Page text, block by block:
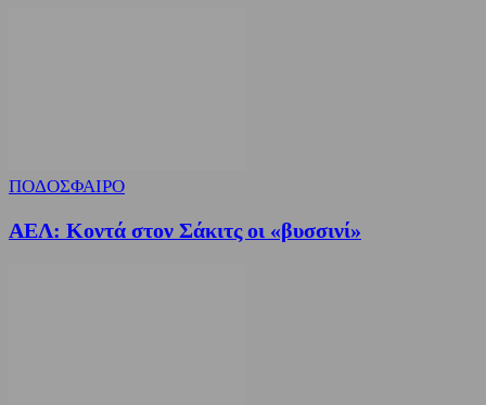
ΠΟΔΟΣΦΑΙΡΟ
ΑΕΛ: Κοντά στον Σάκιτς οι «βυσσινί»